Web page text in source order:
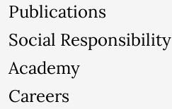
Publications
Social Responsibility
Academy
Careers